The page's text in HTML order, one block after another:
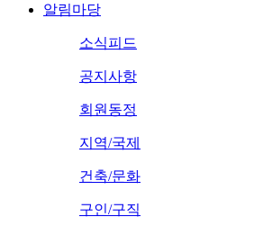
알림마당
소식피드
공지사항
회원동정
지역/국제
건축/문화
구인/구직